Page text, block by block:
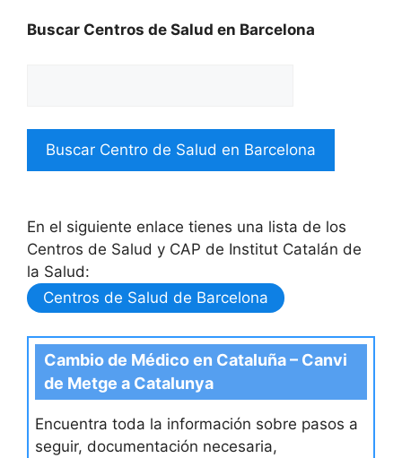
Buscar Centros de Salud en Barcelona
En el siguiente enlace tienes una lista de los
Centros de Salud y CAP de Institut Catalán de
la Salud:
Centros de Salud de Barcelona
Cambio de Médico en Cataluña – Canvi
de Metge a Catalunya
Encuentra toda la información sobre pasos a
seguir, documentación necesaria,